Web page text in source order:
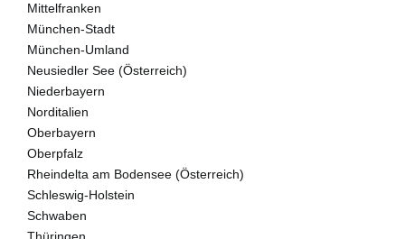
Mittelfranken
München-Stadt
München-Umland
Neusiedler See (Österreich)
Niederbayern
Norditalien
Oberbayern
Oberpfalz
Rheindelta am Bodensee (Österreich)
Schleswig-Holstein
Schwaben